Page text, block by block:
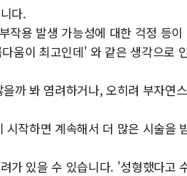
다.
작용 발생 가능성에 대한 걱정 등
움이 최고인데' 와 같은 생각으로
까 봐 염려하거나, 오히려 부자연
작하면 계속해서 더 많은 시술을
가 있을 수 있습니다. '성형했다고